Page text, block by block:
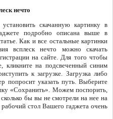
нечто
скачанную картинку в
подробно описана выше в
Как и все остальные картинки
всплеск нечто можно скачать
на сайте. Для того чтобы
кликните на подсвеченный синим
к загрузке. Загрузка либо
попросит указать путь. Выберите
«Сохранить». Можем поспорить,
бы вы не смотрели на нее на
стол Вашего гаджета очень